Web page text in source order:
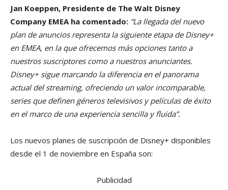
Jan Koeppen, Presidente de The Walt Disney
Company EMEA ha comentado: “La llegada del nuevo
plan de anuncios representa la siguiente etapa de Disney+
en EMEA, en la que ofrecemos más opciones tanto a
nuestros suscriptores como a nuestros anunciantes.
Disney+ sigue marcando la diferencia en el panorama
actual del streaming, ofreciendo un valor incomparable,
series que definen géneros televisivos y películas de éxito
en el marco de una experiencia sencilla y fluida”.
Los nuevos planes de suscripción de Disney+ disponibles
desde el 1 de noviembre en España son:
Publicidad